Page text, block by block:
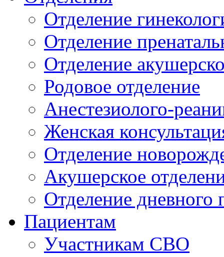
Отделение
Отделение
Отделение
Родовое отделение
Анестезиолого-
Женская
Отделение
Акушерское
Отделение дневного
Пациентам
Участникам СВО